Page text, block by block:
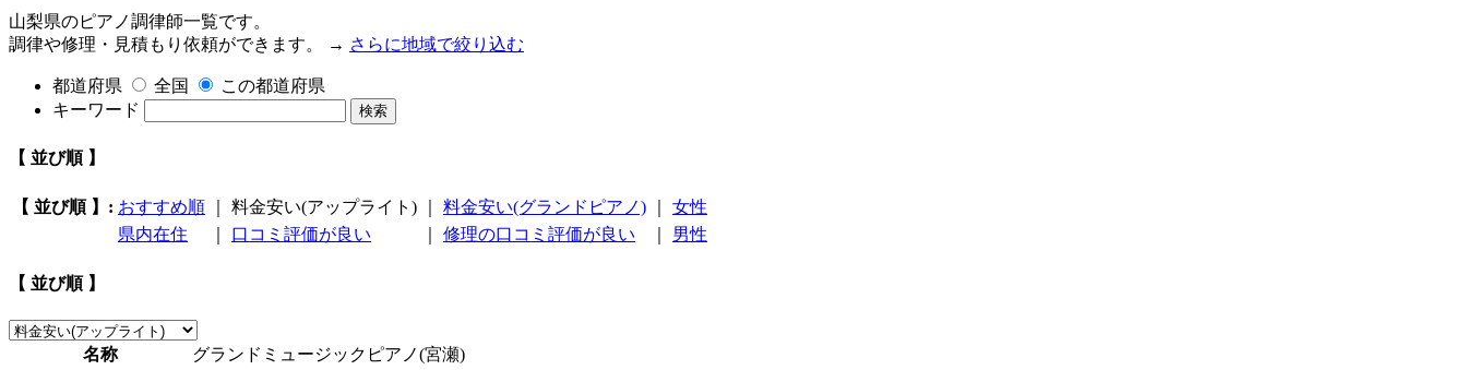
山梨県のピアノ調律師一覧です。
調律や修理・見積もり依頼ができます。 → さらに地域で絞り込む
都道府県 全国
この都道府県
キーワード
検索
【 並び順 】
【 並び順 】: おすすめ順 料金安い(アップライト) 料金安い(グランドピアノ)
女性
県内在住
口コミ評価が良い 修理の口コミ評価が良い 男性
【 並び順 】
名称
グランドミュージックピアノ(宮瀬)